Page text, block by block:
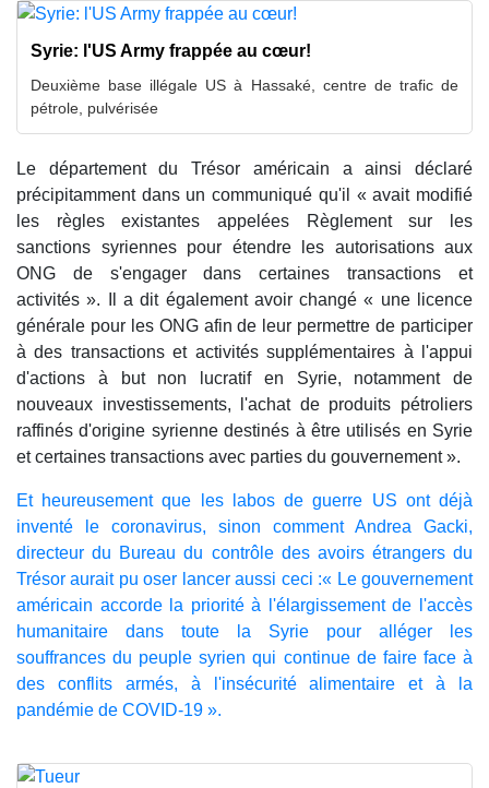
Syrie: l'US Army frappée au cœur!
Deuxième base illégale US à Hassaké, centre de trafic de
pétrole, pulvérisée
Le département du Trésor américain a ainsi déclaré
précipitamment dans un communiqué qu'il « avait modifié
les règles existantes appelées Règlement sur les
sanctions syriennes pour étendre les autorisations aux
ONG de s'engager dans certaines transactions et
activités ». Il a dit également avoir changé « une licence
générale pour les ONG afin de leur permettre de participer
à des transactions et activités supplémentaires à l'appui
d'actions à but non lucratif en Syrie, notamment de
nouveaux investissements, l'achat de produits pétroliers
raffinés d'origine syrienne destinés à être utilisés en Syrie
et certaines transactions avec parties du gouvernement ».
Et heureusement que les labos de guerre US ont déjà
inventé le coronavirus, sinon comment Andrea Gacki,
directeur du Bureau du contrôle des avoirs étrangers du
Trésor aurait pu oser lancer aussi ceci :« Le gouvernement
américain accorde la priorité à l'élargissement de l'accès
humanitaire dans toute la Syrie pour alléger les
souffrances du peuple syrien qui continue de faire face à
des conflits armés, à l'insécurité alimentaire et à la
pandémie de COVID-19 ».